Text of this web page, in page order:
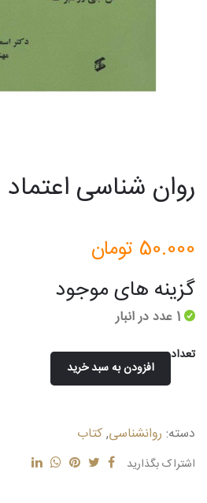
روان شناسی اعتماد
50.000 تومان
گزینه های موجود
تعداد
عدد
افزودن به سبد خرید
دسته: روانشناسی,کتاب
اشتراک بگذارید